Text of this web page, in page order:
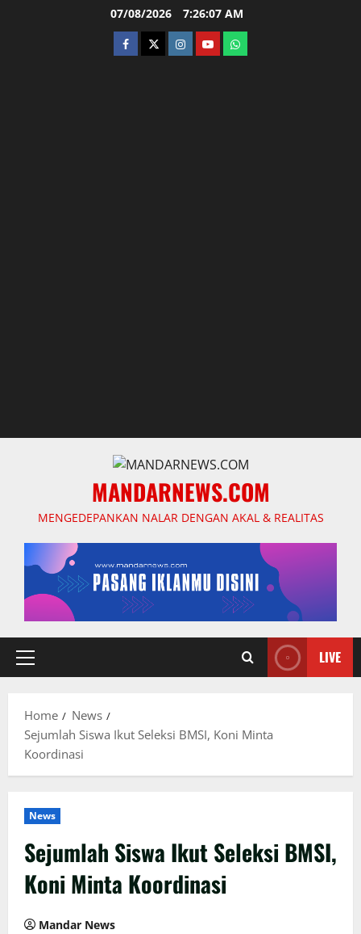
07/08/2026 7:26:08 AM
facebooktwitterinstagram.com
youtubewhatsapp
MANDARNEWS.COM
MENGEDEPANKAN NALAR DENGAN AKAL & REALITAS
Primary
LIVE
Home
News
Sejumlah Siswa Ikut Seleksi BMSI, Koni Minta
Koordinasi
News
Sejumlah Siswa Ikut Seleksi BMSI,
Koni Minta Koordinasi
Mandar News